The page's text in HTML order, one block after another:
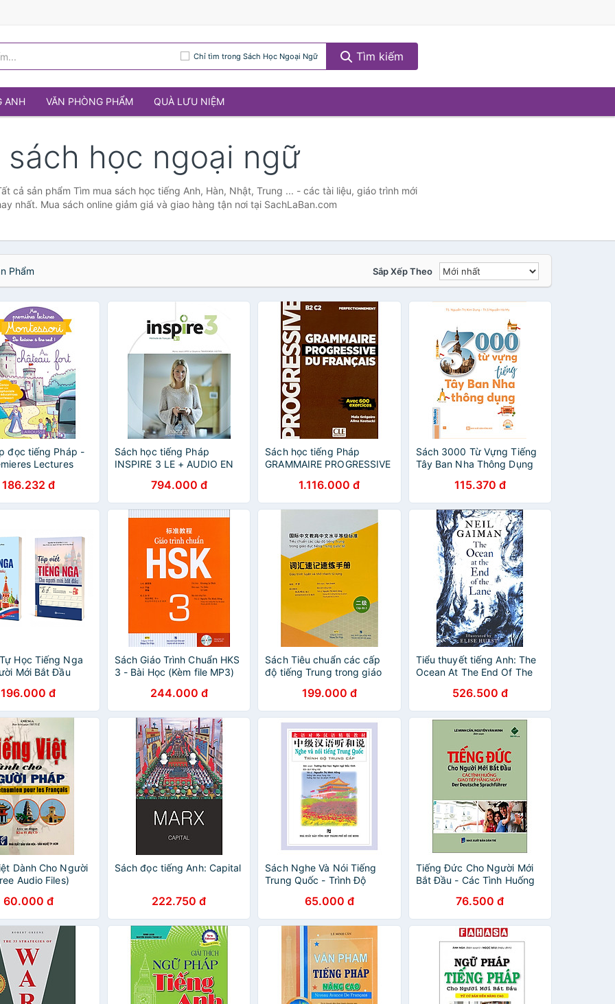
Chỉ tìm trong Sách Học Ngoại Ngữ Tìm kiếm
ANH VĂN PHÒNG PHẨM QUÀ LƯU NIỆM
sách học ngoại ngữ
cả sản phẩm Tìm mua sách học tiếng Anh, Hàn, Nhật, Trung ... - các tài liệu, giáo trình mới
nhất. Mua sách online giảm giá và giao hàng tận nơi tại SachLaBan.com
Phẩm Sắp Xếp Theo
đọc tiếng Pháp -
Lectures
Fort
186.232 đ
Sách học tiếng Pháp
INSPIRE 3 LE + AUDIO EN
794.000 đ
Sách học tiếng Pháp
GRAMMAIRE PROGRESSIVE
PERFECTIONNEMENT2ED
1.116.000 đ
Sách 3000 Từ Vựng Tiếng
Tây Ban Nha Thông Dụng
115.370 đ
Học Tiếng Nga
Mới Bắt Đầu
196.000 đ
Sách Giáo Trình Chuẩn HKS
3 - Bài Học (Kèm file MP3)
244.000 đ
Sách Tiêu chuẩn các cấp
độ tiếng Trung trong giáo
Giáo trình luyện và nhớ
nhanh từ vựng - Cấp độ 2
199.000 đ
Tiểu thuyết tiếng Anh: The
Ocean At The End Of The
526.500 đ
Dành Cho Người
Audio Files)
60.000 đ
Sách đọc tiếng Anh: Capital
222.750 đ
Sách Nghe Và Nói Tiếng
Trung Quốc - Trình Độ
65.000 đ
Tiếng Đức Cho Người Mới
Bắt Đầu - Các Tình Huống
Bản 2024)76.500 đ